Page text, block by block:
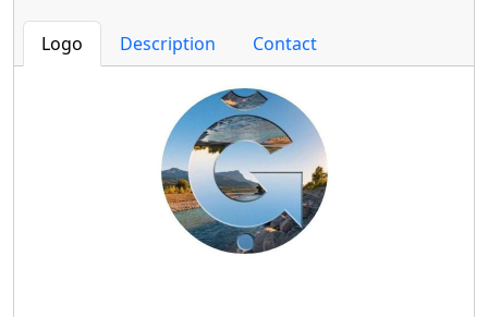
Logo Description Contact